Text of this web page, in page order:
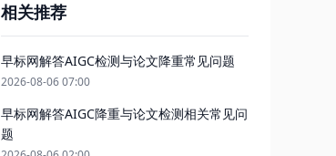
相关推荐
早标网解答AIGC检测与论文降重常见问题
2026-08-06 07:00
早标网解答AIGC降重与论文检测相关常见问
题